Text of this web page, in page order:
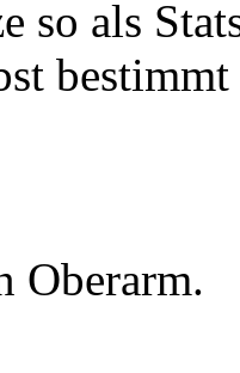
so als
bestimmt
Oberarm.